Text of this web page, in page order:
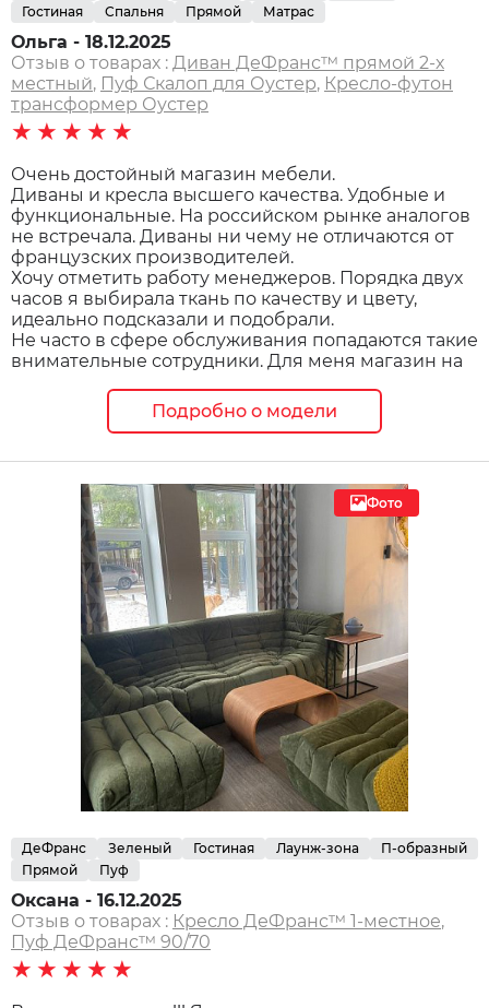
Гостиная
Спальня Прямой Матрас
Ольга - 18.12.2025
Отзыв о товарах : Диван ДеФранс™️ прямой 2-х
местный, Пуф Скалоп для Оустер, Кресло-футон
трансформер Оустер
★★★★★
Очень достойный магазин мебели.
Диваны и кресла высшего качества. Удобные и
функциональные. На российском рынке аналогов
не встречала. Диваны ни чему не отличаются от
французских производителей.
Хочу отметить работу менеджеров. Порядка двух
часов я выбирала ткань по качеству и цвету,
идеально подсказали и подобрали.
Не часто в сфере обслуживания попадаются такие
внимательные сотрудники. Для меня магазин на
Подробно о модели
Фото
ДеФранс Зеленый Гостиная Лаунж-зона
П-образный
Прямой
Пуф
Оксана - 16.12.2025
Отзыв о товарах : Кресло ДеФранс™️ 1-местное,
Пуф ДеФранс™️ 90/70
★★★★★